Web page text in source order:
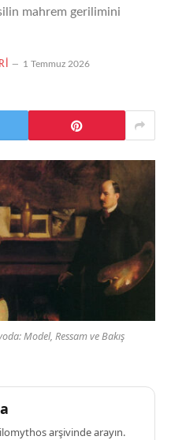
mahrem gerilimini
1 Temmuz 2026
Model, Ressam ve Bakış
arşivinde arayın.